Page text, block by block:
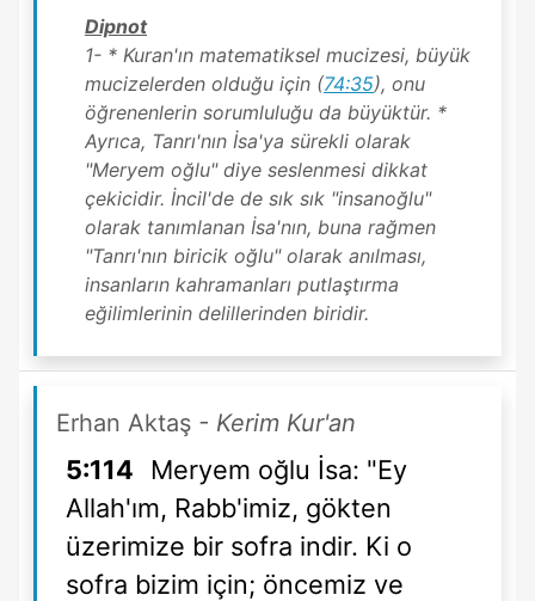
Dipnot
1- * Kuran'ın matematiksel mucizesi, büyük
mucizelerden olduğu için (74:35), onu
öğrenenlerin sorumluluğu da büyüktür. *
Ayrıca, Tanrı'nın İsa'ya sürekli olarak
"Meryem oğlu" diye seslenmesi dikkat
çekicidir. İncil'de de sık sık "insanoğlu"
olarak tanımlanan İsa'nın, buna rağmen
"Tanrı'nın biricik oğlu" olarak anılması,
insanların kahramanları putlaştırma
eğilimlerinin delillerinden biridir.
Erhan Aktaş - Kerim Kur'an
5:114
Meryem oğlu İsa: "Ey
Allah'ım, Rabb'imiz, gökten
üzerimize bir sofra indir. Ki o
sofra bizim için; öncemiz ve